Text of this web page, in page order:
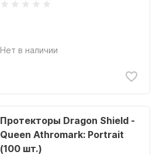
Нет в наличии
Протекторы Dragon Shield -
Queen Athromark: Portrait
(100 шт.)